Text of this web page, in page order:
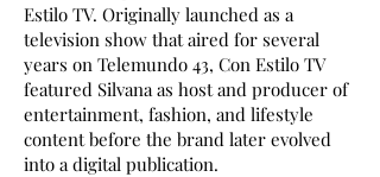
Estilo TV. Originally launched as a
television show that aired for several
years on Telemundo 43, Con Estilo TV
featured Silvana as host and producer of
entertainment, fashion, and lifestyle
content before the brand later evolved
into a digital publication.